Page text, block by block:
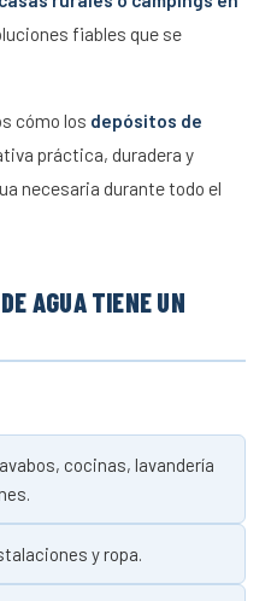
fiables que se
cómo los depósitos de
práctica, duradera y
necesaria durante todo el
AGUA TIENE UN
cocinas, lavandería
y ropa.